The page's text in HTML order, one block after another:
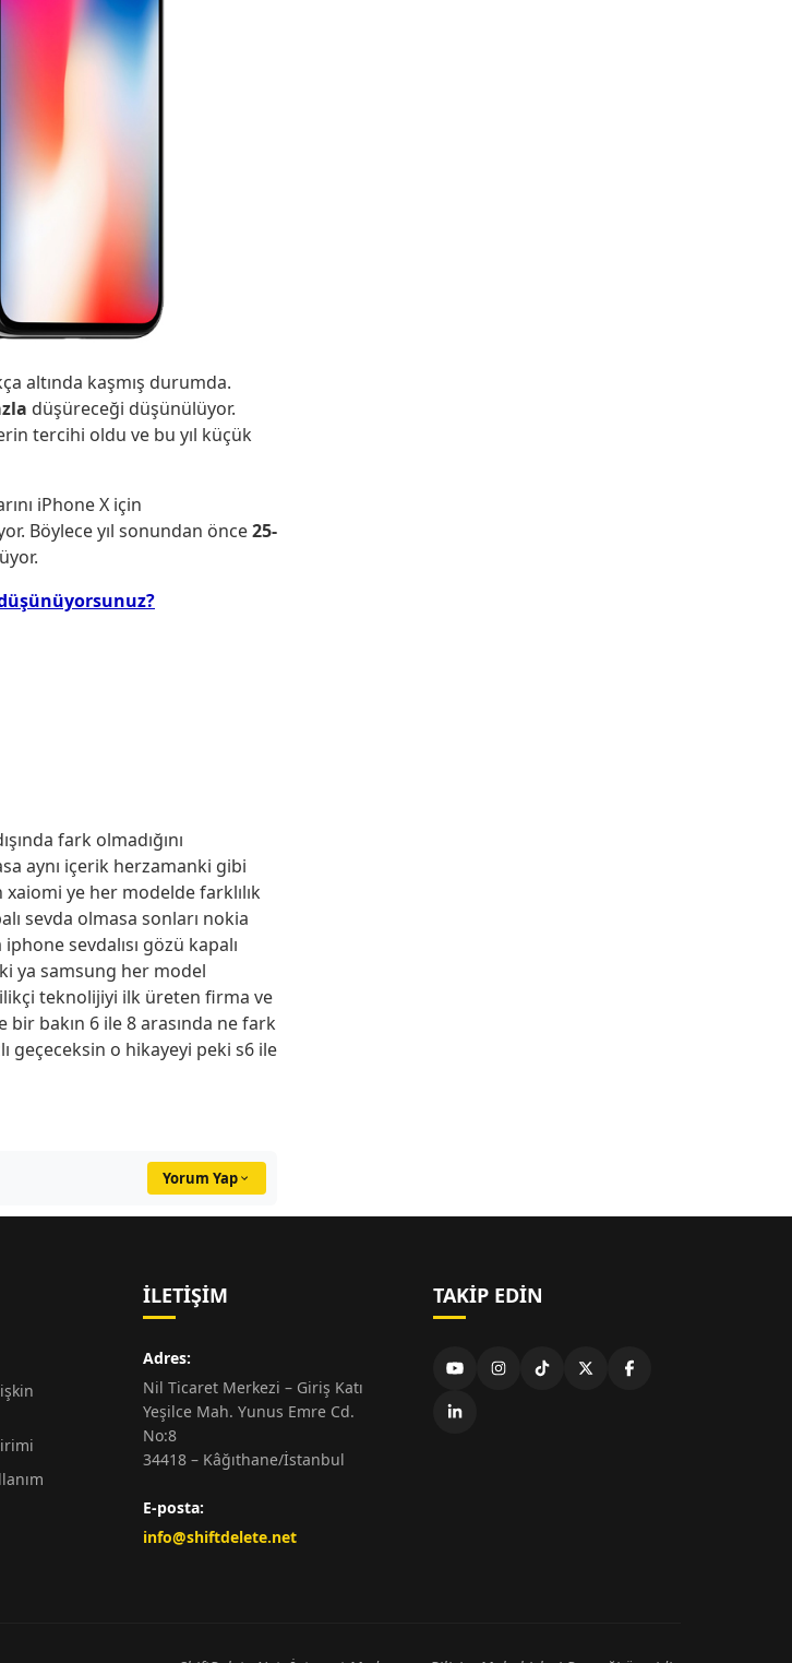
altında kaşmış durumda.
düşüreceği düşünülüyor.
tercihi oldu ve bu yıl küçük
iPhone X için
Böylece yıl sonundan önce25-
fark olmadığını
aynı içerik herzamanki gibi
xaiomi ye her modelde farklılık
sevda olmasa sonları nokia
sevdalısı gözü kapalı
ya samsung her model
teknolijiyi ilk üreten firma ve
bakın 6 ile 8 arasında ne fark
geçeceksin o hikayeyi peki s6 ile
Yorum Yap
İLETIŞIM
Adres:
Nil Ticaret Merkezi – Giriş Katı
Yeşilce Mah. Yunus Emre Cd.
No:8
34418 – Kâğıthane/İstanbul
E-posta:
info@shiftdelete.net
TAKIP EDIN